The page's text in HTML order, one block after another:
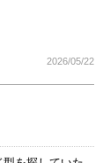
2026/05/22